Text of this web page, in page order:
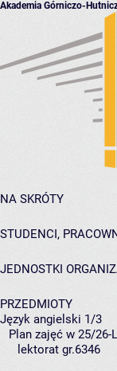
Akademia Górniczo-
NA SKRÓTY
STUDENCI,
JEDNOSTKI
PRZEDMIOTY
Język angielski 1/3
Plan zajęć w 25/26-L
lektorat gr.6346